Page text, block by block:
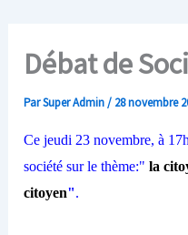
Débat de
ParSuper Admin/ 28 novembre
Ce jeudi 23 novembre, à
société sur le thème:"la
citoyen".